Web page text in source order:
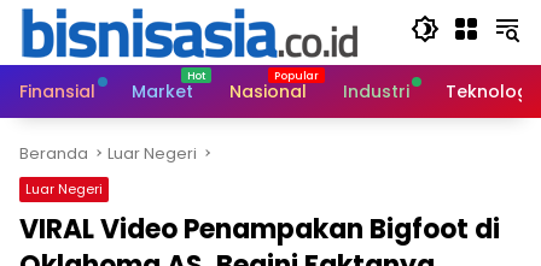
Finansial Market Nasional Industri Teknologi
Beranda Luar Negeri
Luar Negeri
VIRAL Video Penampakan Bigfoot di